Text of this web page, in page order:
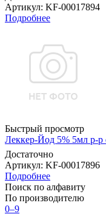
Артикул: KF-00017894
Подробнее
Быстрый просмотр
Леккер-Йод 5% 5мл р-р
Достаточно
Артикул: KF-00017896
Подробнее
Поиск по алфавиту
По производителю
0–9